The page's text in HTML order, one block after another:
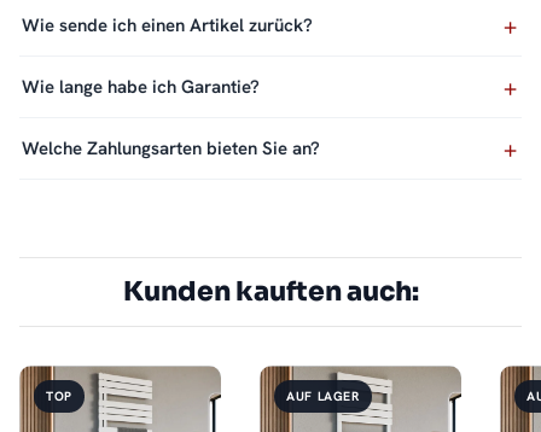
Wie sende ich einen Artikel zurück?
Wie lange habe ich Garantie?
Welche Zahlungsarten bieten Sie an?
Kunden kauften auch:
TOP AUF LAGER